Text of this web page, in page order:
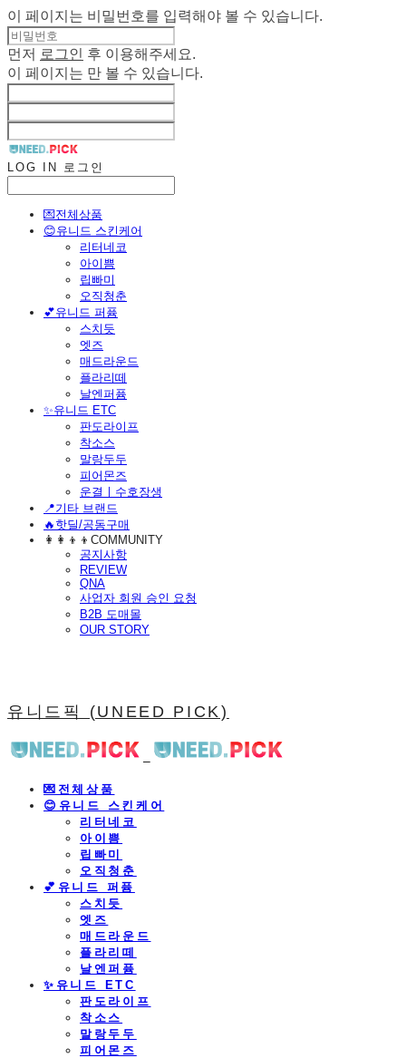
이 페이지는 비밀번호를 입력해야 볼 수 있습니다.
먼저 로그인
후 이용해주세요.
이 페이지는 만 볼 수 있습니다.
LOG IN 로그인
💌전체상품
😊유니드 스킨케어
리터네코
아이쁨
립빠미
오직청춘
💕유니드 퍼퓸
스치듯
엣즈
매드라운드
플라리떼
날엔퍼퓸
​✨유니드 ETC
판도라이프
착소스
말랑두두
피어몬즈
운결ㅣ수호장생
📍기타 브랜드
🔥핫딜/공동구매
👩‍👩‍👦‍👦COMMUNITY
공지사항
REVIEW
QNA
사업자 회원 승인 요청
B2B 도매몰
OUR STORY
유니드픽 (UNEED PICK)
💌전체상품
😊유니드 스킨케어
리터네코
아이쁨
립빠미
오직청춘
💕유니드 퍼퓸
스치듯
엣즈
매드라운드
플라리떼
날엔퍼퓸
​✨유니드 ETC
판도라이프
착소스
말랑두두
피어몬즈